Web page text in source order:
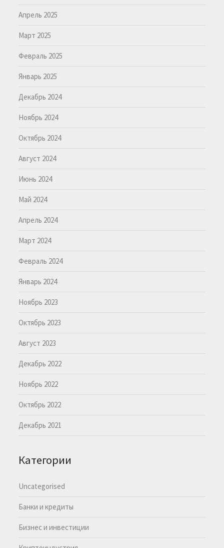
Апрель 2025
Март 2025
Февраль 2025
Январь 2025
Декабрь 2024
Ноябрь 2024
Октябрь 2024
Август 2024
Июнь 2024
Май 2024
Апрель 2024
Март 2024
Февраль 2024
Январь 2024
Ноябрь 2023
Октябрь 2023
Август 2023
Декабрь 2022
Ноябрь 2022
Октябрь 2022
Декабрь 2021
Категории
Uncategorised
Банки и кредиты
Бизнес и инвестиции